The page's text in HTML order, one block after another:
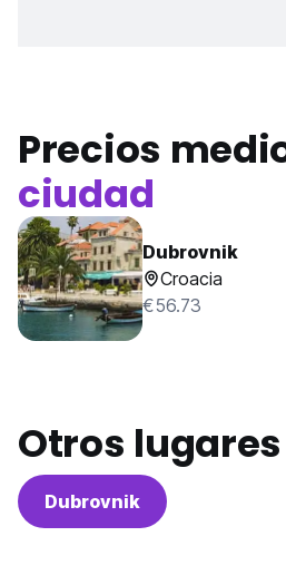
Precios
ciudad
Dubrovnik
Croacia
€56.73
Otros
Dubrovnik